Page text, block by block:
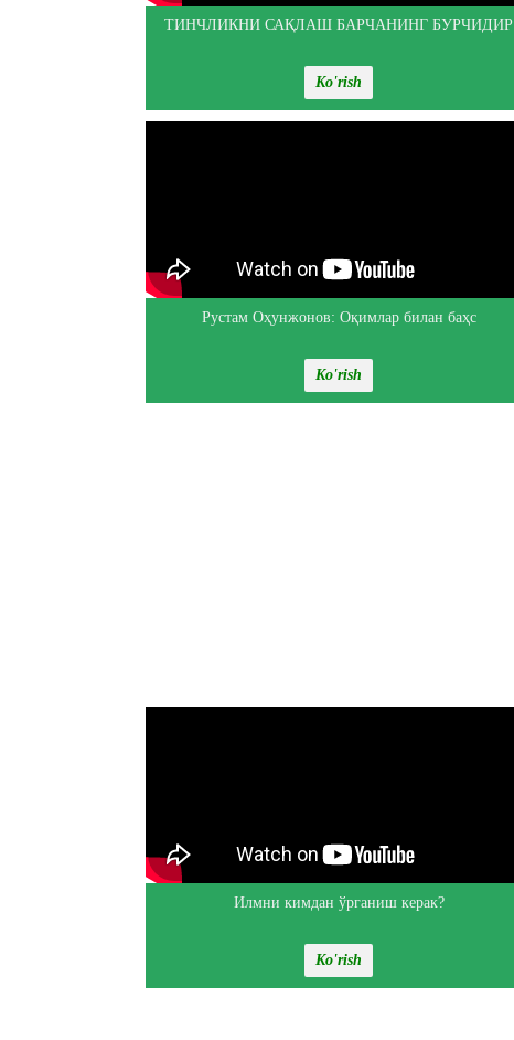
ТИНЧЛИКНИ САҚЛАШ БАРЧАНИНГ БУРЧИДИР
Ko'rish
Рустам Оҳунжонов: Оқимлар билан баҳс
Ko'rish
Илмни кимдан ўрганиш керак?
Ko'rish